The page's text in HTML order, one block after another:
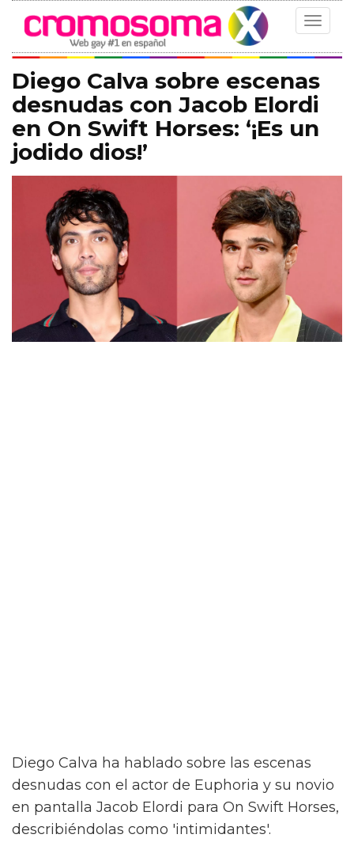
Toggle
Diego Calva sobre escenas
desnudas con Jacob Elordi
en On Swift Horses: ‘¡Es un
jodido dios!’
Diego Calva ha hablado sobre las escenas
desnudas con el actor de Euphoria y su novio
en pantalla Jacob Elordi para On Swift Horses,
describiéndolas como 'intimidantes'.